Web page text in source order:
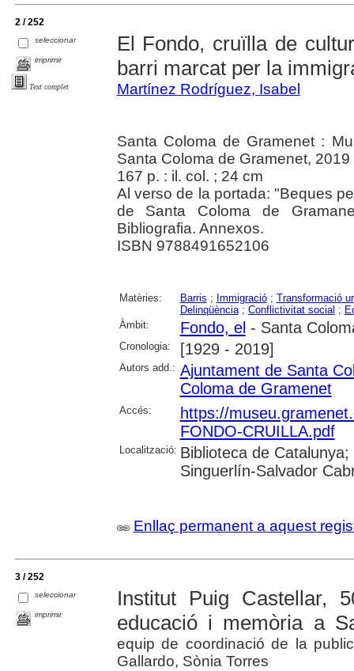
2 / 252
seleccionar
imprimir
Text complet
El Fondo, cruïlla de
barri marcat per la
Martínez Rodríguez, Isabel
Santa Coloma de Gramenet :
Santa Coloma de Gramenet, 2019
167 p. : il. col. ; 24 cm
Al verso de la portada: "Beques
de Santa Coloma de
Bibliografia. Annexos.
ISBN 9788491652106
Matèries: Barris ; Immigració; Transformació
Delinqüència; Conflictivitat social ;
Àmbit:
Fondo, el - Santa
Cronologia: [1929 - 2019]
Autors add.: Ajuntament de Santa
Coloma de Gramenet
Accés:
https://
FONDO-CRUILLA.pdf
Localització: Biblioteca de
Singuerlín-Salvador
Enllaç permanent a aquest
3 / 252
seleccionar
imprimir
Institut Puig Castellar,
educació i memòria a
equip de coordinació de la
Gallardo, Sònia Torres